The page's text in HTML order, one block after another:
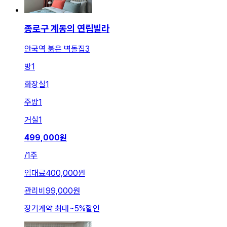
종로구 계동의 연립빌라
안국역 붉은 벽돌집3
방1
화장실1
주방1
거실1
499,000원
/1주
임대료400,000원
관리비 99,000원
장기계약 최대~5%할인